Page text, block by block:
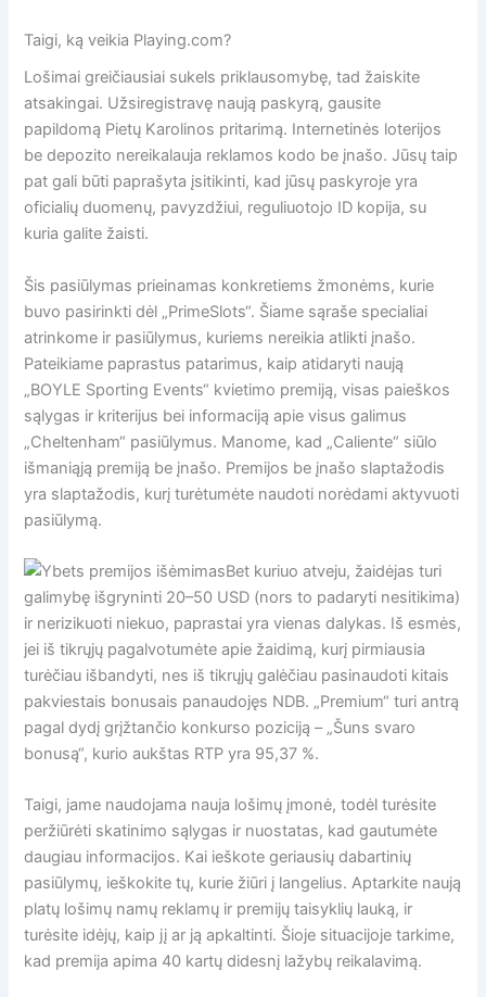
Taigi, ką veikia Playing.com?
Lošimai greičiausiai sukels priklausomybę, tad žaiskite
atsakingai. Užsiregistravę naują paskyrą, gausite
papildomą Pietų Karolinos pritarimą. Internetinės loterijos
be depozito nereikalauja reklamos kodo be įnašo. Jūsų taip
pat gali būti paprašyta įsitikinti, kad jūsų paskyroje yra
oficialių duomenų, pavyzdžiui, reguliuotojo ID kopija, su
kuria galite žaisti.
Šis pasiūlymas prieinamas konkretiems žmonėms, kurie
buvo pasirinkti dėl „PrimeSlots“. Šiame sąraše specialiai
atrinkome ir pasiūlymus, kuriems nereikia atlikti įnašo.
Pateikiame paprastus patarimus, kaip atidaryti naują
„BOYLE Sporting Events“ kvietimo premiją, visas paieškos
sąlygas ir kriterijus bei informaciją apie visus galimus
„Cheltenham“ pasiūlymus. Manome, kad „Caliente“ siūlo
išmaniąją premiją be įnašo. Premijos be įnašo slaptažodis
yra slaptažodis, kurį turėtumėte naudoti norėdami aktyvuoti
pasiūlymą.
Bet kuriuo atveju, žaidėjas turi
galimybę išgryninti 20–50 USD (nors to padaryti nesitikima)
ir nerizikuoti niekuo, paprastai yra vienas dalykas. Iš esmės,
jei iš tikrųjų pagalvotumėte apie žaidimą, kurį pirmiausia
turėčiau išbandyti, nes iš tikrųjų galėčiau pasinaudoti kitais
pakviestais bonusais panaudojęs NDB. „Premium“ turi antrą
pagal dydį grįžtančio konkurso poziciją – „Šuns svaro
bonusą“, kurio aukštas RTP yra 95,37 %.
Taigi, jame naudojama nauja lošimų įmonė, todėl turėsite
peržiūrėti skatinimo sąlygas ir nuostatas, kad gautumėte
daugiau informacijos. Kai ieškote geriausių dabartinių
pasiūlymų, ieškokite tų, kurie žiūri į langelius. Aptarkite naują
platų lošimų namų reklamų ir premijų taisyklių lauką, ir
turėsite idėjų, kaip jį ar ją apkaltinti. Šioje situacijoje tarkime,
kad premija apima 40 kartų didesnį lažybų reikalavimą.